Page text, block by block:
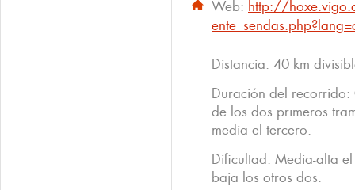
Web: http://
Distancia: 40 km
Duración del
de los dos primeros
media el tercero.
Dificultad: Media-alta
baja los otros dos.